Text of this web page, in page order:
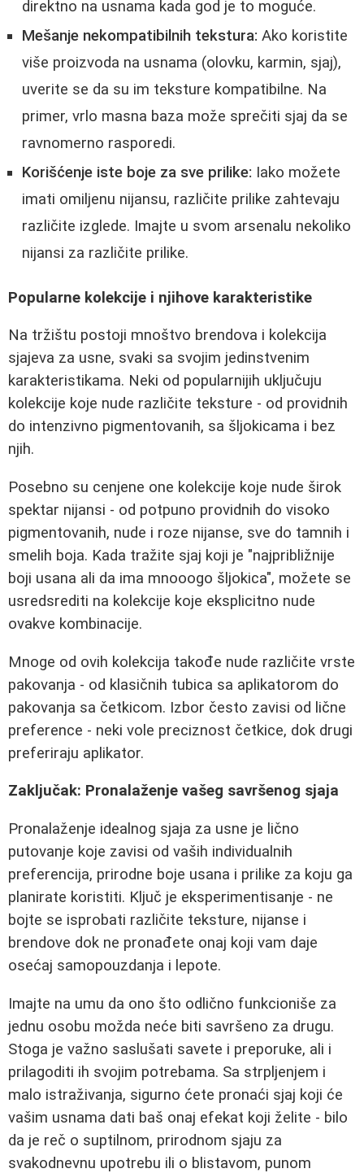
direktno na usnama kada god je to moguće.
Mešanje nekompatibilnih tekstura: Ako koristite
više proizvoda na usnama (olovku, karmin, sjaj),
uverite se da su im teksture kompatibilne. Na
primer, vrlo masna baza može sprečiti sjaj da se
ravnomerno rasporedi.
Korišćenje iste boje za sve prilike: Iako možete
imati omiljenu nijansu, različite prilike zahtevaju
različite izglede. Imajte u svom arsenalu nekoliko
nijansi za različite prilike.
Popularne kolekcije i njihove karakteristike
Na tržištu postoji mnoštvo brendova i kolekcija
sjajeva za usne, svaki sa svojim jedinstvenim
karakteristikama. Neki od popularnijih uključuju
kolekcije koje nude različite teksture - od providnih
do intenzivno pigmentovanih, sa šljokicama i bez
njih.
Posebno su cenjene one kolekcije koje nude širok
spektar nijansi - od potpuno providnih do visoko
pigmentovanih, nude i roze nijanse, sve do tamnih i
smelih boja. Kada tražite sjaj koji je "najpribližnije
boji usana ali da ima mnooogo šljokica", možete se
usredsrediti na kolekcije koje eksplicitno nude
ovakve kombinacije.
Mnoge od ovih kolekcija takođe nude različite vrste
pakovanja - od klasičnih tubica sa aplikatorom do
pakovanja sa četkicom. Izbor često zavisi od lične
preference - neki vole preciznost četkice, dok drugi
preferiraju aplikator.
Zaključak: Pronalaženje vašeg savršenog sjaja
Pronalaženje idealnog sjaja za usne je lično
putovanje koje zavisi od vaših individualnih
preferencija, prirodne boje usana i prilike za koju ga
planirate koristiti. Ključ je eksperimentisanje - ne
bojte se isprobati različite teksture, nijanse i
brendove dok ne pronađete onaj koji vam daje
osećaj samopouzdanja i lepote.
Imajte na umu da ono što odlično funkcioniše za
jednu osobu možda neće biti savršeno za drugu.
Stoga je važno saslušati savete i preporuke, ali i
prilagoditi ih svojim potrebama. Sa strpljenjem i
malo istraživanja, sigurno ćete pronaći sjaj koji će
vašim usnama dati baš onaj efekat koji želite - bilo
da je reč o suptilnom, prirodnom sjaju za
svakodnevnu upotrebu ili o blistavom, punom